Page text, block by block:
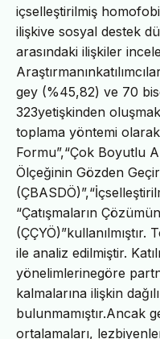
içselleştirilmiş
ilişkive sosyal destek
arasındaki ilişkiler
gey (%45,82) ve 70
323yetişkinden
toplama yöntemi
Formu”,“Çok Boyutlu
Ölçeğinin Gözden
“Çatışmaların
ile analiz edilmiştir.
yönelimlerinegöre
kalmalarına ilişkin
bulunmamıştır.Ancak
ortalamaları,